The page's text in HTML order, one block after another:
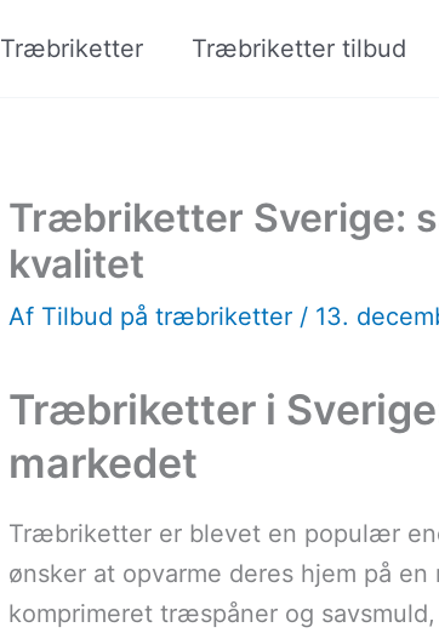
Træbriketter Træbriketter tilbud
Træbriketter Sverige:
kvalitet
Af Tilbud på træbriketter / 13.
Træbriketter i
markedet
Træbriketter er blevet en populær
ønsker at opvarme deres hjem på
komprimeret træspåner og